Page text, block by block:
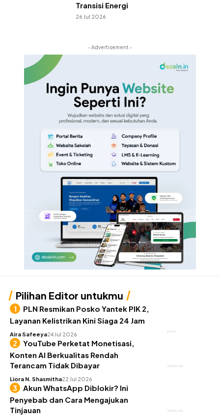
Transisi Energi
26 Jul 2026
- Advertisement -
Pilihan Editor untukmu
BISNIS
PLN Resmikan Posko Yantek PIK 2,
Layanan Kelistrikan Kini Siaga 24 Jam
Aira Safeeya24 Jul 2026
TEKNOLOGI
YouTube Perketat Monetisasi,
Konten AI Berkualitas Rendah
Terancam Tidak Dibayar
Liora N. Shasmitha22 Jul 2026
TEKNOLOGI
Akun WhatsApp Diblokir? Ini
Penyebab dan Cara Mengajukan
Tinjauan